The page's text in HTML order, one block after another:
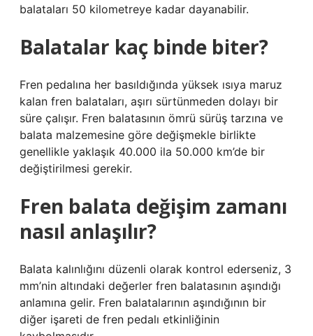
balataları 50 kilometreye kadar dayanabilir.
Balatalar kaç binde biter?
Fren pedalına her basıldığında yüksek ısıya maruz
kalan fren balataları, aşırı sürtünmeden dolayı bir
süre çalışır. Fren balatasının ömrü sürüş tarzına ve
balata malzemesine göre değişmekle birlikte
genellikle yaklaşık 40.000 ila 50.000 km’de bir
değiştirilmesi gerekir.
Fren balata değişim zamanı
nasıl anlaşılır?
Balata kalınlığını düzenli olarak kontrol ederseniz, 3
mm’nin altındaki değerler fren balatasının aşındığı
anlamına gelir. Fren balatalarının aşındığının bir
diğer işareti de fren pedalı etkinliğinin